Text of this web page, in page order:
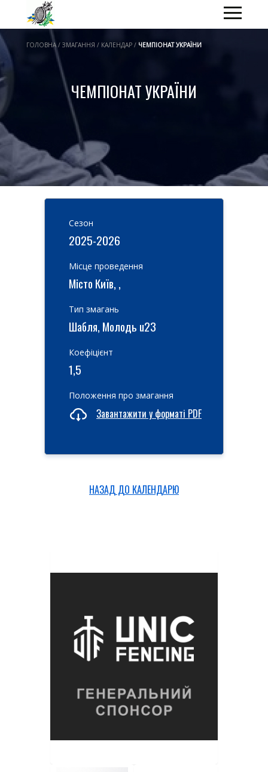
ГОЛОВНА / ЗМАГАННЯ / КАЛЕНДАР / ЧЕМПІОНАТ УКРАЇНИ
ЧЕМПІОНАТ УКРАЇНИ
Cезон
2025-2026
Місце проведення
Місто Київ, ,
Тип змагань
Шабля, Молодь u23
Коефіцієнт
1,5
Положення про змагання
Завантажити у форматі PDF
НАЗАД ДО КАЛЕНДАРЮ